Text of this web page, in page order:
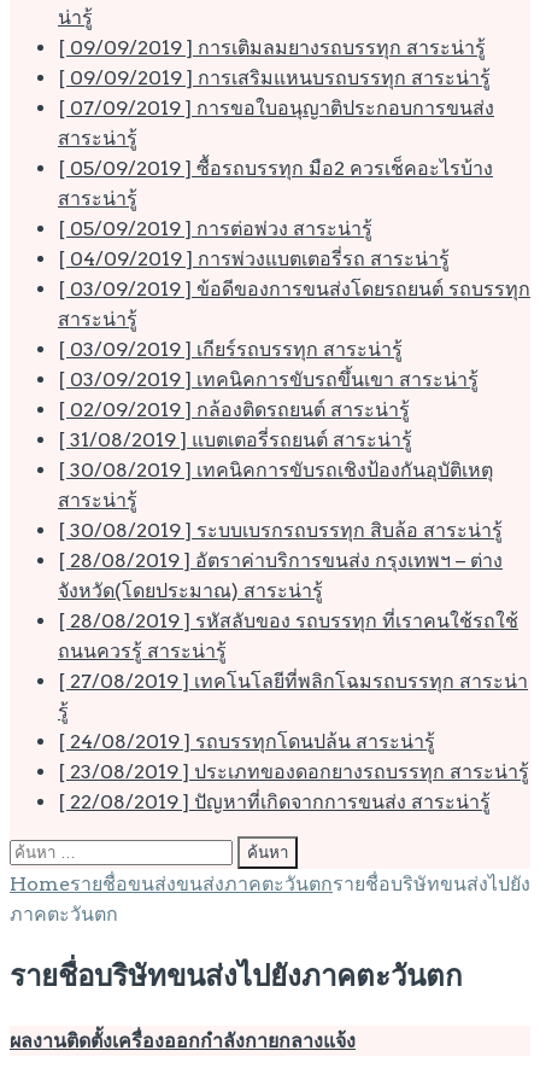
น่ารู้
[ 09/09/2019 ] การเติมลมยางรถบรรทุก สาระน่ารู้
[ 09/09/2019 ] การเสริมแหนบรถบรรทุก สาระน่ารู้
[ 07/09/2019 ] การขอใบอนุญาติประกอบการขนส่ง
สาระน่ารู้
[ 05/09/2019 ] ซื้อรถบรรทุก มือ2 ควรเช็คอะไรบ้าง
สาระน่ารู้
[ 05/09/2019 ] การต่อพ่วง สาระน่ารู้
[ 04/09/2019 ] การพ่วงแบตเตอรี่รถ สาระน่ารู้
[ 03/09/2019 ] ข้อดีของการขนส่งโดยรถยนต์ รถบรรทุก
สาระน่ารู้
[ 03/09/2019 ] เกียร์รถบรรทุก สาระน่ารู้
[ 03/09/2019 ] เทคนิคการขับรถขึ้นเขา สาระน่ารู้
[ 02/09/2019 ] กล้องติดรถยนต์ สาระน่ารู้
[ 31/08/2019 ] แบตเตอรี่รถยนต์ สาระน่ารู้
[ 30/08/2019 ] เทคนิคการขับรถเชิงป้องกันอุบัติเหตุ
สาระน่ารู้
[ 30/08/2019 ] ระบบเบรกรถบรรทุก สิบล้อ สาระน่ารู้
[ 28/08/2019 ] อัตราค่าบริการขนส่ง กรุงเทพฯ – ต่าง
จังหวัด(โดยประมาณ) สาระน่ารู้
[ 28/08/2019 ] รหัสลับของ รถบรรทุก ที่เราคนใช้รถใช้
ถนนควรรู้ สาระน่ารู้
[ 27/08/2019 ] เทคโนโลยีที่พลิกโฉมรถบรรทุก สาระน่า
รู้
[ 24/08/2019 ] รถบรรทุกโดนปล้น สาระน่ารู้
[ 23/08/2019 ] ประเภทของดอกยางรถบรรทุก สาระน่ารู้
[ 22/08/2019 ] ปัญหาที่เกิดจากการขนส่ง สาระน่ารู้
ค้นหา
สำหรับ:
Homeรายชื่อขนส่งขนส่งภาคตะวันตกรายชื่อบริษัทขนส่งไปยัง
ภาคตะวันตก
รายชื่อบริษัทขนส่งไปยังภาคตะวันตก
ผลงานติดตั้งเครื่องออกกำลังกายกลางแจ้ง